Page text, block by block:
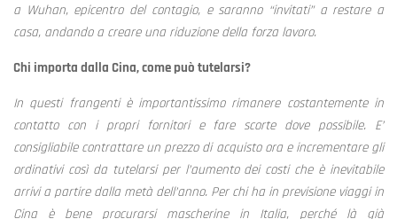
a Wuhan, epicentro del contagio, e saranno “invitati” a restare a
casa, andando a creare una riduzione della forza lavoro.
Chi importa dalla Cina, come può tutelarsi?
In questi frangenti è importantissimo rimanere costantemente in
contatto con i propri fornitori e fare scorte dove possibile. E’
consigliabile contrattare un prezzo di acquisto ora e incrementare gli
ordinativi così da tutelarsi per l’aumento dei costi che è inevitabile
arrivi a partire dalla metà dell’anno. Per chi ha in previsione viaggi in
Cina è bene procurarsi mascherine in Italia, perché là già